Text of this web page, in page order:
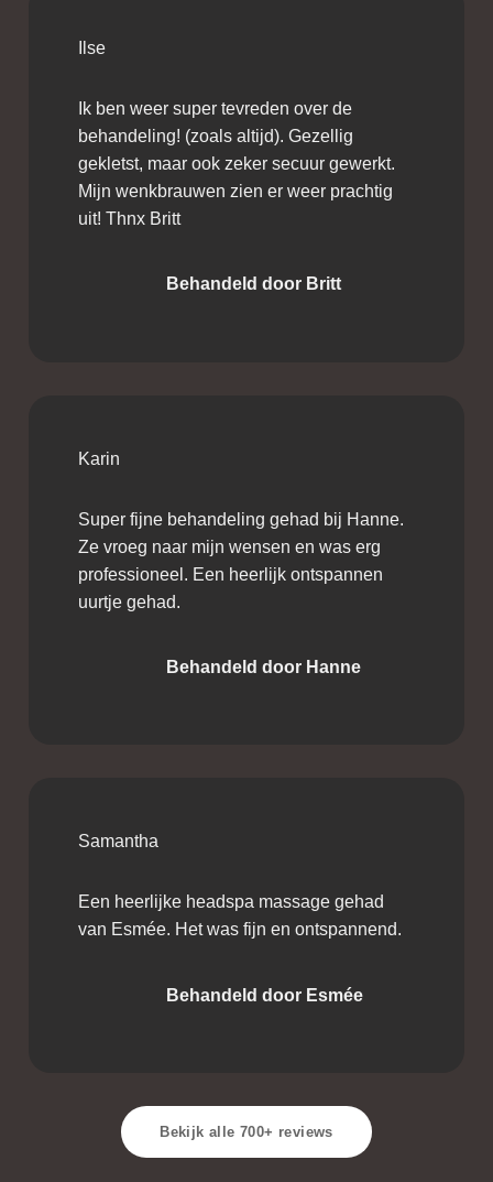
Ilse
Ik ben weer super tevreden over de
behandeling! (zoals altijd). Gezellig
gekletst, maar ook zeker secuur gewerkt.
Mijn wenkbrauwen zien er weer prachtig
uit! Thnx Britt
Behandeld door Britt
Karin
Super fijne behandeling gehad bij Hanne.
Ze vroeg naar mijn wensen en was erg
professioneel. Een heerlijk ontspannen
uurtje gehad.
Behandeld door Hanne
Samantha
Een heerlijke headspa massage gehad
van Esmée. Het was fijn en ontspannend.
Behandeld door Esmée
Bekijk alle 700+ reviews